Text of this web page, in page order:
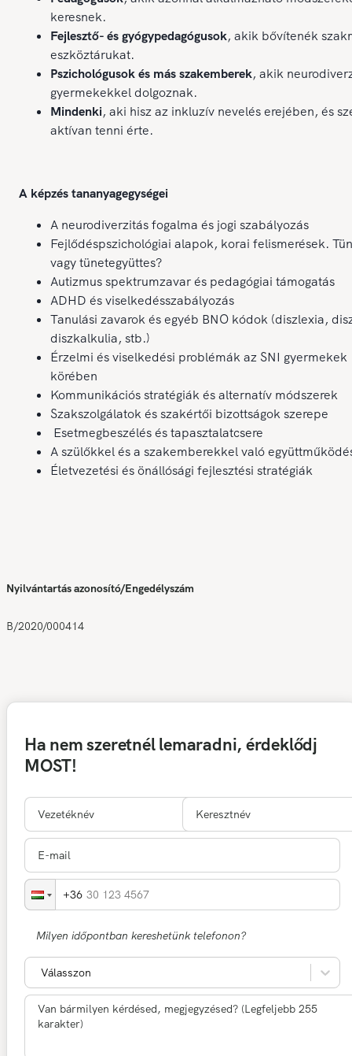
keresnek.
Fejlesztő- és gyógypedagógusok, akik bővítenék
eszköztárukat.
Pszichológusok és más szakemberek, akik
gyermekekkel dolgoznak.
Mindenki, aki hisz az inkluzív nevelés erejében, és
aktívan tenni érte.
A képzés tananyagegységei
A neurodiverzitás fogalma és jogi szabályozás
Fejlődéspszichológiai alapok, korai felismerések.
vagy tünetegyüttes?
Autizmus spektrumzavar és pedagógiai támogatás
ADHD és viselkedésszabályozás
Tanulási zavarok és egyéb BNO kódok (diszlexia,
diszkalkulia, stb.)
Érzelmi és viselkedési problémák az SNI gyermekek
körében
Kommunikációs stratégiák és alternatív módszerek
Szakszolgálatok és szakértői bizottságok szerepe
Esetmegbeszélés és tapasztalatcsere
A szülőkkel és a szakemberekkel való
Életvezetési és önállósági fejlesztési stratégiák
Nyilvántartás azonosító/Engedélyszám
B/2020/000414
Ha nem szeretnél lemaradni, érdeklődj
MOST!
30 123 4567
Milyen időpontban kereshetünk telefonon?
Válasszon